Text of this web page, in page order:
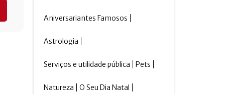
Aniversariantes Famosos
Astrologia
Serviços e utilidade pública Pets
Natureza O Seu Dia Natal